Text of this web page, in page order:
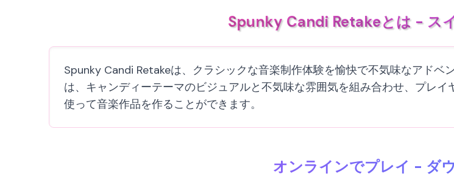
Spunky Candi Retakeとは - ス
Spunky Candi Retakeは、クラシックな音楽制作体験を愉快で不気味なアド
は、キャンディーテーマのビジュアルと不気味な雰囲気を組み合わせ、プレ
使って音楽作品を作ることができます。
オンラインでプレイ - ダ